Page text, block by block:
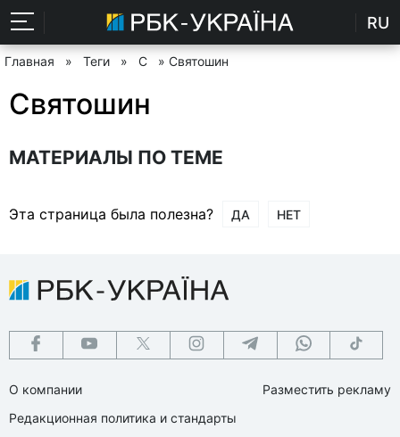
RU
Главная » Теги » С » Святошин
Святошин
МАТЕРИАЛЫ ПО ТЕМЕ
Эта страница была полезна? ДА НЕТ
О компании
Редакционная политика и стандарты
Разместить рекламу